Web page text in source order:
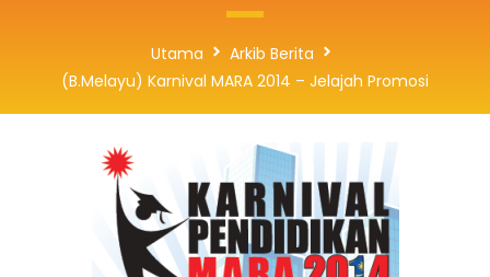
Utama
Arkib Berita
(B.Melayu) Karnival MARA 2014 – Jelajah Promosi